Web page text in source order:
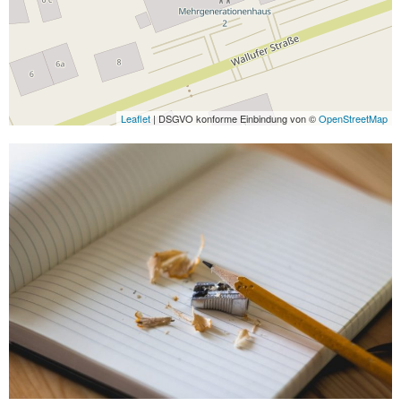
Leaflet | DSGVO konforme Einbindung von ©OpenStreetMap